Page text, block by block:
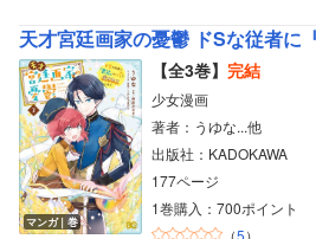
マンガ｜巻
【全3巻】 完結
少女漫画
著者：うゆな...他
出版社：KADOKAWA
177ページ
1巻購入：700ポイント